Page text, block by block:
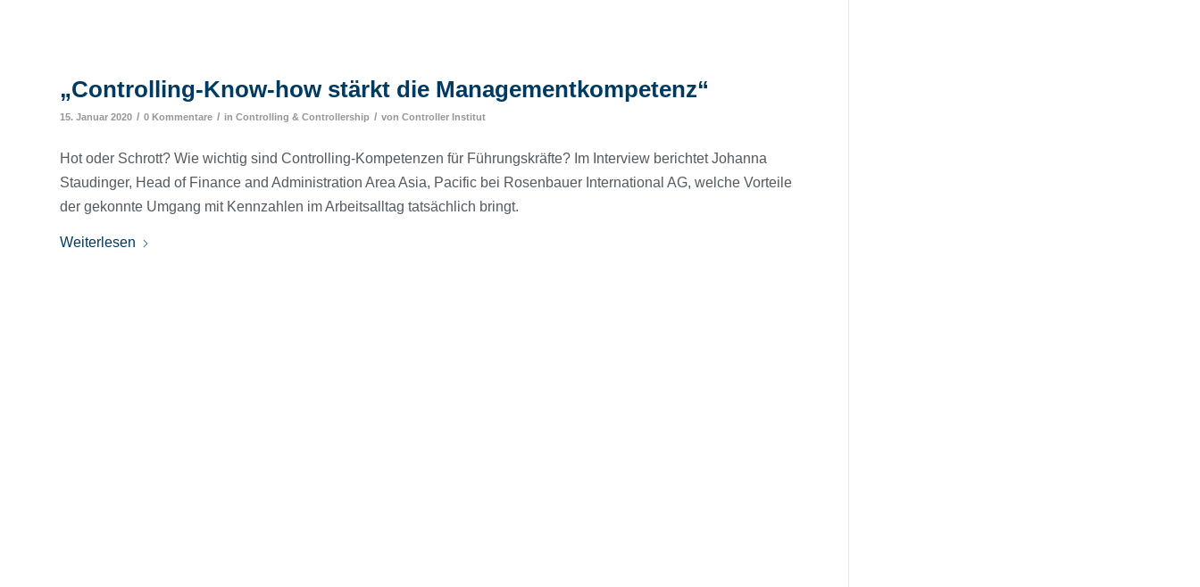
„Controlling-Know-how stärkt die Managementkompetenz“
15. Januar 2020 / 0 Kommentare / in Controlling & Controllership / von Controller Institut
Hot oder Schrott? Wie wichtig sind Controlling-Kompetenzen für Führungskräfte? Im Interview berichtet Johanna
Staudinger, Head of Finance and Administration Area Asia, Pacific bei Rosenbauer International AG, welche Vorteile
der gekonnte Umgang mit Kennzahlen im Arbeitsalltag tatsächlich bringt.
Weiterlesen